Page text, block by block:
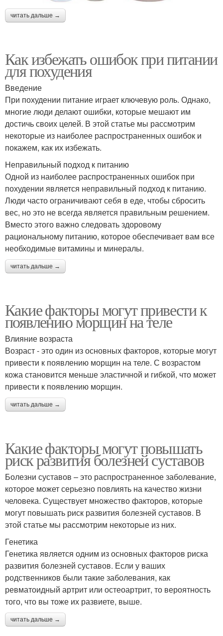
читать дальше →
Как избежать ошибок при питании
для похудения
Введение
При похудении питание играет ключевую роль. Однако,
многие люди делают ошибки, которые мешают им
достичь своих целей. В этой статье мы рассмотрим
некоторые из наиболее распространенных ошибок и
покажем, как их избежать.
Неправильный подход к питанию
Одной из наиболее распространенных ошибок при
похудении является неправильный подход к питанию.
Люди часто ограничивают себя в еде, чтобы сбросить
вес, но это не всегда является правильным решением.
Вместо этого важно следовать здоровому
рациональному питанию, которое обеспечивает вам все
необходимые витамины и минералы.
читать дальше →
Какие факторы могут привести к
появлению морщин на теле
Влияние возраста
Возраст - это один из основных факторов, которые могут
привести к появлению морщин на теле. С возрастом
кожа становится меньше эластичной и гибкой, что может
привести к появлению морщин.
читать дальше →
Какие факторы могут повышать
риск развития болезней суставов
Болезни суставов – это распространенное заболевание,
которое может серьезно повлиять на качество жизни
человека. Существует множество факторов, которые
могут повышать риск развития болезней суставов. В
этой статье мы рассмотрим некоторые из них.
Генетика
Генетика является одним из основных факторов риска
развития болезней суставов. Если у ваших
родственников были такие заболевания, как
ревматоидный артрит или остеоартрит, то вероятность
того, что вы тоже их развиете, выше.
читать дальше →